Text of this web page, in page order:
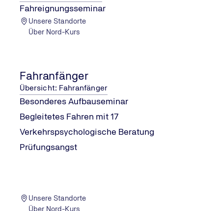
Fahreignungsseminar
Unsere Standorte
Über Nord-Kurs
Fahranfänger
Übersicht: Fahranfänger
Besonderes Aufbauseminar
Begleitetes Fahren mit 17
Verkehrspsychologische Beratung
Prüfungsangst
Unsere Standorte
Über Nord-Kurs
Weitere Leistungen
MPU-VORBEREITUNG